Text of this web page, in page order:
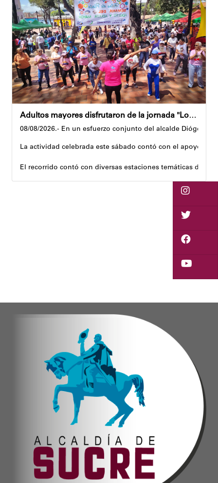
Además, estas acciones se ejecutan en articulación con
Andyvell Román
Adultos mayores disfrutaron de la jornada "Los abuelos ríen, Venezuela ríe"
08/08/2026.- En un esfuerzo conjunto del alcalde
La actividad celebrada este sábado contó con el apoyo
El recorrido contó con diversas estaciones temáticas
Cuerpo y movimiento: espacio dedicado a la
Juegos didácticos: memoria y dinámicas didácticas
Con estas iniciativas, el alcalde Diógenes Lara reafirma